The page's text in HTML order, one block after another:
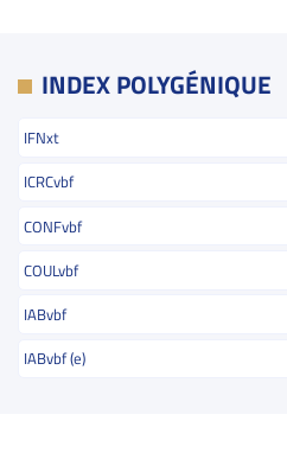
INDEX POLYGÉNIQUE
IFNxt
ICRCvbf
CONFvbf
COULvbf
IABvbf
IABvbf (e)